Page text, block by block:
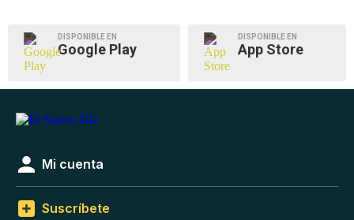
DISPONIBLE EN
Google Play
DISPONIBLE EN
App Store
Mi cuenta
Suscríbete